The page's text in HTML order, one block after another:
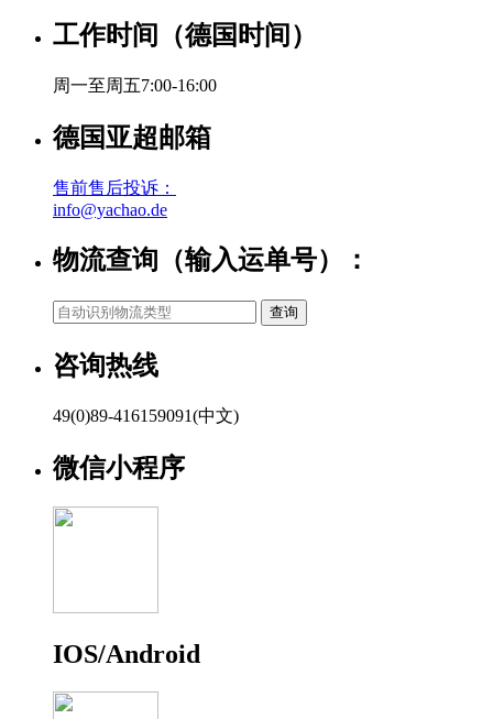
工作时间（德国时间）
周一至周五7:00-16:00
德国亚超邮箱
售前售后投诉：
info@yachao.de
物流查询（输入运单号）：
咨询热线
49(0)89-416159091(中文)
微信小程序
IOS/Android